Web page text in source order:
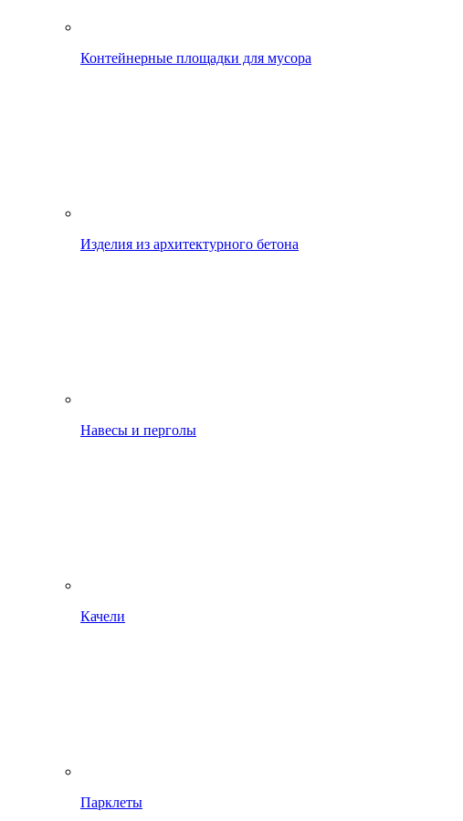
Контейнерные площадки для мусора
Изделия из архитектурного бетона
Навесы и перголы
Качели
Парклеты